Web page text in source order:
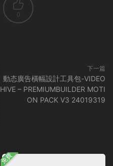
0
下一篇
動态廣告橫幅設計工具包-VIDEO
HIVE – PREMIUMBUILDER MOTI
ON PACK V3 24019319
免費